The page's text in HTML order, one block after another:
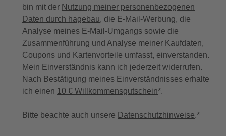
bin mit der Nutzung meiner personenbezogenen
Daten durch hagebau, die E-Mail-Werbung, die
Analyse meines E-Mail-Umgangs sowie die
Zusammenführung und Analyse meiner Kaufdaten,
Coupons und Kartenvorteile umfasst, einverstanden.
Mein Einverständnis kann ich jederzeit widerrufen.
Nach Bestätigung meines Einverständnisses erhalte
ich einen 10 € Willkommensgutschein*.
Bitte beachte auch unsere Datenschutzhinweise.